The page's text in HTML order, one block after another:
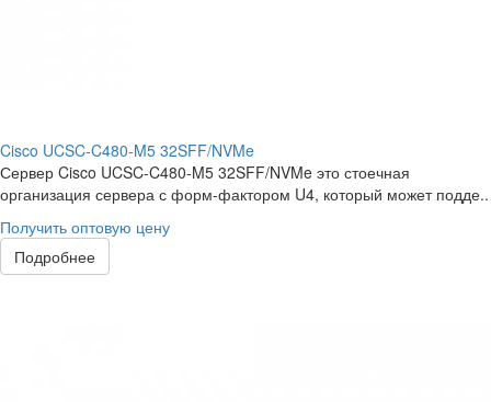
Cisco UCSC-C480-M5 32SFF/NVMe
Сервер Cisco UCSC-C480-M5 32SFF/NVMe это стоечная
организация сервера с форм-фактором U4, который может подде..
Получить оптовую цену
Подробнее